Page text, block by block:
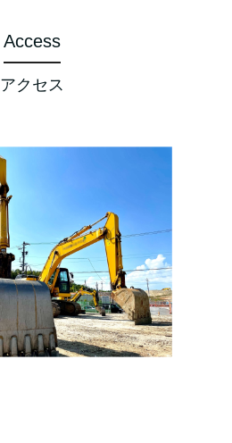
Access
アクセス